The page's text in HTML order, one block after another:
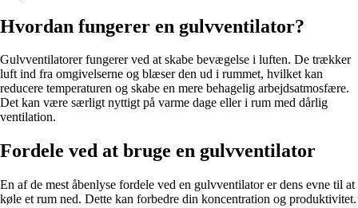
Hvordan fungerer en gulvventilator?
Gulvventilatorer fungerer ved at skabe bevægelse i luften. De trækker
luft ind fra omgivelserne og blæser den ud i rummet, hvilket kan
reducere temperaturen og skabe en mere behagelig arbejdsatmosfære.
Det kan være særligt nyttigt på varme dage eller i rum med dårlig
ventilation.
Fordele ved at bruge en gulvventilator
En af de mest åbenlyse fordele ved en gulvventilator er dens evne til at
køle et rum ned. Dette kan forbedre din koncentration og produktivitet.